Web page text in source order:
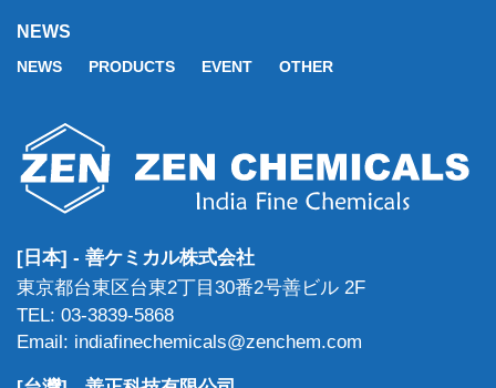
NEWS
NEWS PRODUCTS EVENT OTHER
[日本] - 善ケミカル株式会社
東京都台東区台東2丁目30番2号善ビル 2F
TEL: 03-3839-5868
Email: indiafinechemicals@zenchem.com